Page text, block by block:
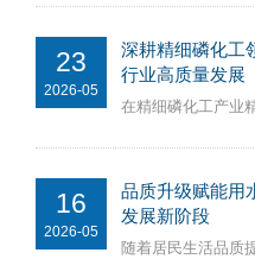
23
2026-05
深耕精细磷化工
行业高质量发展
在精细磷化工产业
16
2026-05
品质升级赋能用
发展新阶段
随着居民生活品质